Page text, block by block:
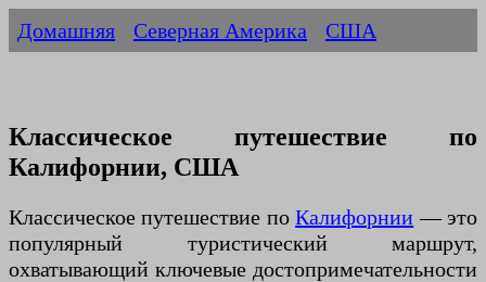
Домашняя Северная Америка США
Классическое путешествие по
Калифорнии, США
Классическое путешествие поКалифорнии — это
популярный туристический маршрут,
охватывающий ключевые достопримечательности